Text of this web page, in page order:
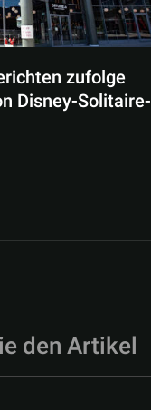
zufolge
Disney-Solitaire-
den Artikel